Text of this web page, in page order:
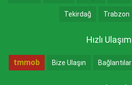
Tekirdağ Trabzon
Hızlı Ulaşım
tmmob Bize Ulaşın Bağlantılar